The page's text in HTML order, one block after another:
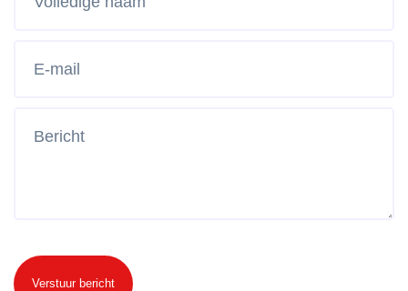
Verstuur bericht